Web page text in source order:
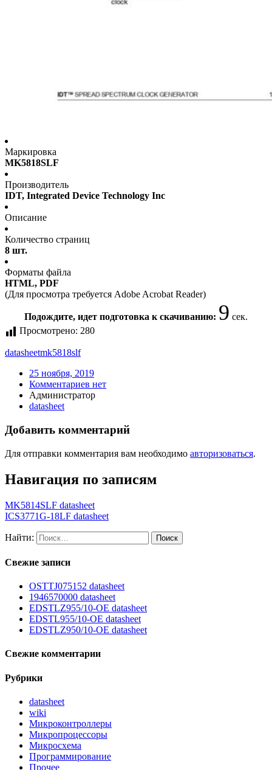
Маркировка
MK5818SLF
Производитель
IDT, Integrated Device Technology Inc
Описание
Количество страниц
8 шт.
Форматы файла
HTML, PDF
(Для просмотра требуется Adobe Acrobat Reader)
Подождите, идет подготовка к скачиванию: 9 сек.
Просмотрено: 280
datasheetmk5818slf
25 ноября, 2019
Комментариев нет
Администратор
datasheet
Добавить комментарий
Для отправки комментария вам необходимо авторизоваться.
Навигация по записям
MK5814SLF datasheet
ICS3771G-18LF datasheet
Найти:
Свежие записи
OSTTJ075152 datasheet
1946570000 datasheet
EDSTLZ955/10-OE datasheet
EDSTL955/10-OE datasheet
EDSTLZ950/10-OE datasheet
Свежие комментарии
Рубрики
datasheet
wiki
Микроконтроллеры
Микропроцессоры
Микросхема
Программирование
Прочее